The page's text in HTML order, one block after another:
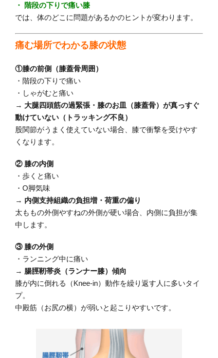
・ 階段の下りで痛い膝
では、体のどこに問題があるかのヒントが変わります。
痛む場所でわかる膝の状態
①膝の前側（膝蓋骨周囲）
・階段の下りで痛い
・しゃがむと痛い
→ 大腿四頭筋の過緊張・膝のお皿（膝蓋骨）が真っすぐ
動けていない（トラッキング不良）
股関節がうまく使えていない場合、膝で衝撃を受けやす
くなります。
② 膝の内側
・歩くと痛い
・O脚気味
→ 内側支持組織の負担増・荷重の偏り
太ももの外側やすねの外側が硬い場合、内側に負担が集
中します。
③ 膝の外側
・ランニング中に痛い
→ 腸脛靭帯炎（ランナー膝）傾向
膝が内に倒れる（Knee-in）動作を繰り返す人に多いタイ
プ。
中殿筋（お尻の横）が弱いと起こりやすいです。